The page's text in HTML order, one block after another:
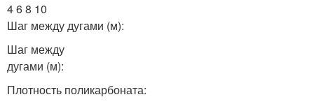
4 6 8 10
Шаг между дугами (м):
Шаг между
дугами (м):
Плотность поликарбоната: